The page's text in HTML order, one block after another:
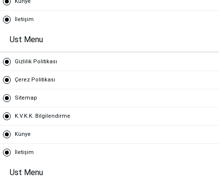
İletişim
Ust Menu
Gizlilik Politikası
Çerez Politikası
Sitemap
K.V.K.K. Bilgilendirme
Künye
İletişim
Ust Menu